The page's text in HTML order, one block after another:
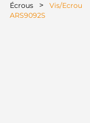
Écrous >
Vis/Ecrou
ARS9092S